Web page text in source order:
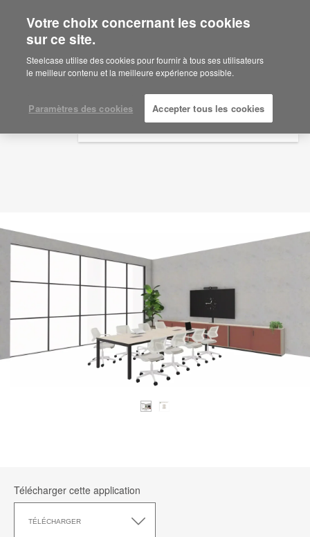
Are you in United States?
Would you like to see Products we sell in
your region?
English
Español
Idée d'aménagement
ID: GG7SD8NY
Télécharger cette application
TÉLÉCHARGER
cette
Votre choix concernant les cookies
sur ce site.
Steelcase utilise des cookies pour fournir à tous ses utilisateurs
le meilleur contenu et la meilleure expérience possible.
Paramètres des cookies Accepter tous les cookies